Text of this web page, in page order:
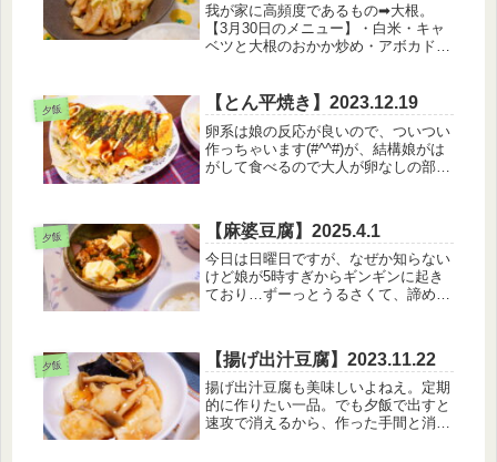
我が家に高頻度であるもの➡大根。
【3月30日のメニュー】・白米・キャ
ベツと大根のおかか炒め・アボカドと
お肉が入っていなかったのでスープに
つくねを入れてみました。そしてたま
たま...
夕飯 【とん平焼き】2023.12.19
卵系は娘の反応が良いので、ついつい
作っちゃいます(#^^#)が、結構娘がは
がして食べるので大人が卵なしの部分
サラダ・油揚げとわかめのお味噌汁昨
日、寝違えてしまったせい...
夕飯 【麻婆豆腐】2025.4.1
今日は日曜日ですが、なぜか知らない
けど娘が5時すぎからギンギンに起き
ており…ずーっとうるさくて、諦めて
婆豆腐・もやしと水菜のナムル・卵ス
ープ睡眠が一番好きなのに、それを妨
げ...
夕飯 【揚げ出汁豆腐】2023.11.22
揚げ出汁豆腐も美味しいよねえ。定期
的に作りたい一品。でも夕飯で出すと
速攻で消えるから、作った手間と消え